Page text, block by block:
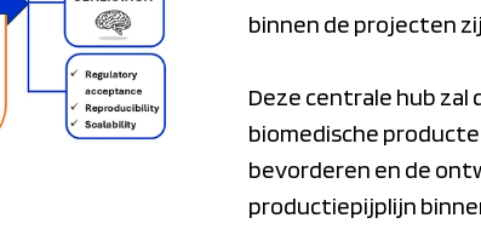
binnen de projecten
Deze centrale hub
biomedische
bevorderen en de
productiepijplijn